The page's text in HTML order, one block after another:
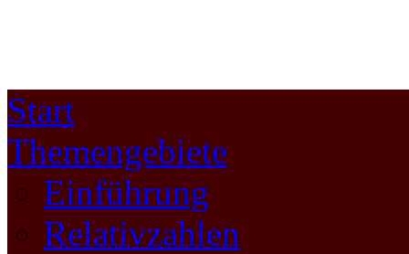
Start
Themengebiete
Einführung
Relativzahlen